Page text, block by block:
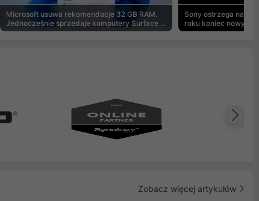
Microsoft usuwa rekomendacje 32 GB RAM.
Jednocześnie sprzedaje komputery Surface z
8 GB
Sony ostrzega na
roku koniec nowych
Zobacz więcej artykułów